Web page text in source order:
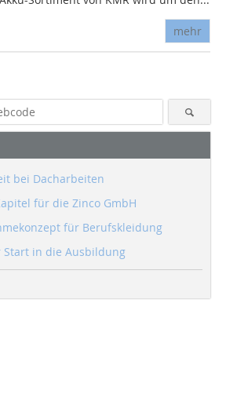
mehr
bei Dacharbeiten
für die Zinco GmbH
für Berufskleidung
Start in die Ausbildung